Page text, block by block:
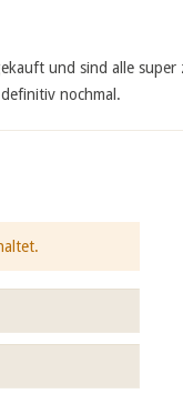
und sind alle
nochmal.